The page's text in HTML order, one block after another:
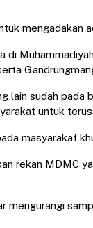
mengadakan
di
lain sudah
untuk
masyarakat
rekan MDMC
mengurangi